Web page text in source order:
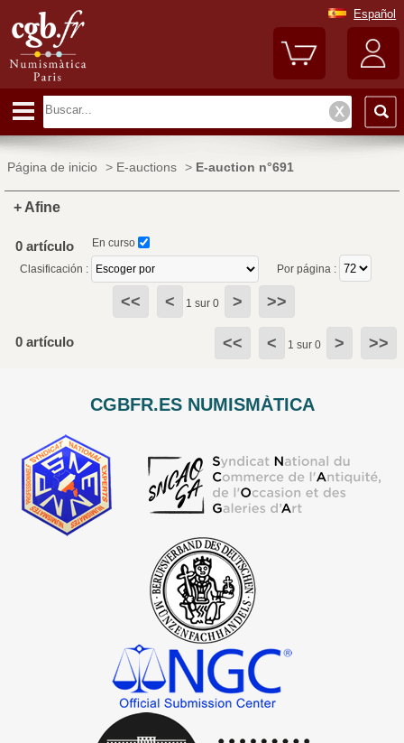
Español
Página de inicio > E-auctions > E-auction n°691
+ Afine
0 artículo En curso
Clasificación : Por página :
<< < 1 sur 0 > >>
0 artículo << < 1 sur 0 > >>
CGBFR.ES NUMISMÀTICA